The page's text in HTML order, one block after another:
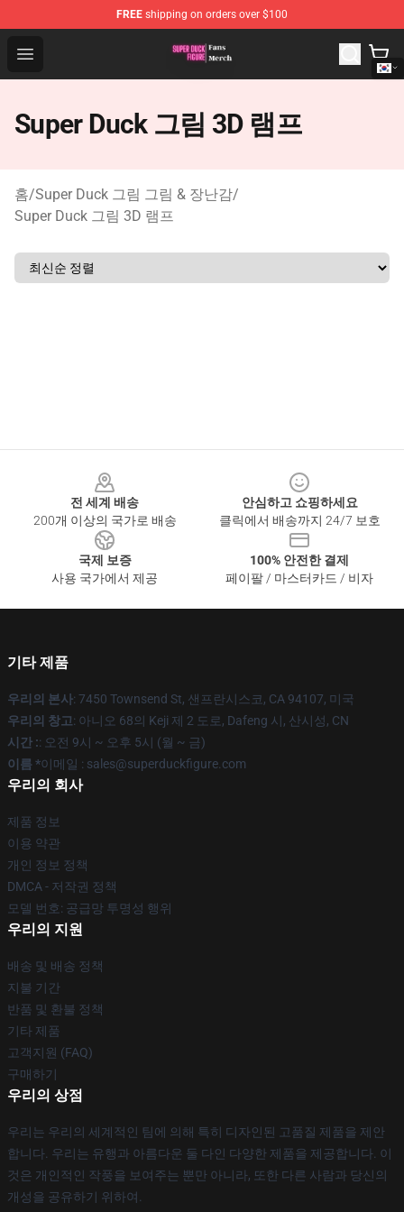
FREE shipping on orders over $100
Open menu
Super Duck Figure Shop - The Best Store of Super Duck
Super Duck 그림 3D 램프
홈/Super Duck 그림 그림 & 장난감/
Super Duck 그림 3D 램프
전 세계 배송
200개 이상의 국가로 배송
안심하고 쇼핑하세요
클릭에서 배송까지 24/7 보호
국제 보증
사용 국가에서 제공
100% 안전한 결제
페이팔 / 마스터카드 / 비자
기타 제품
우리의 본사: 7450 Townsend St, 샌프란시스코, CA 94107, 미국
우리의 창고: 아니오 68의 Keji 제 2 도로, Dafeng 시, 산시성, CN
시간 :: 오전 9시 ~ 오후 5시 (월 ~ 금)
이름 *이메일 : sales@superduckfigure.com
우리의 회사
제품 정보
이용 약관
개인 정보 정책
DMCA - 저작권 정책
모델 번호: 공급망 투명성 행위
우리의 지원
배송 및 배송 정책
지불 기간
반품 및 환불 정책
기타 제품
고객지원 (FAQ)
구매하기
우리의 상점
우리는 우리의 세계적인 팀에 의해 특히 디자인된 고품질 제품을 제안
합니다. 우리는 유행과 아름다운 둘 다인 다양한 제품을 제공합니다. 이
것은 개인적인 작풍을 보여주는 뿐만 아니라, 또한 다른 사람과 당신의
개성을 공유하기 위하여.